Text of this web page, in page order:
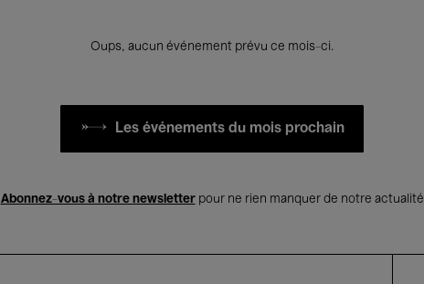
Oups, aucun événement prévu ce mois-ci.
Les événements du mois prochain
Abonnez-vous à notre newsletterpour ne rien manquer de notre actualité